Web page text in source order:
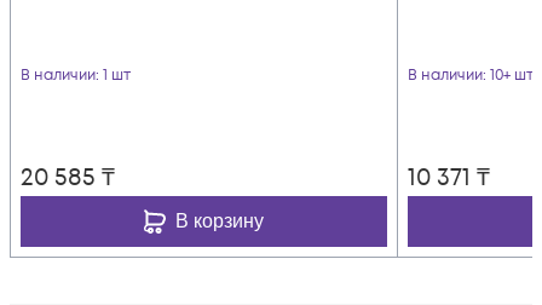
В наличии: 1 шт
20 585 ₸
В корзину
В наличии: 10+ шт
10 371 ₸